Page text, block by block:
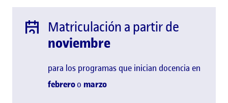
Matriculación a partir de
noviembre
para los programas que inician docencia en
febreroo marzo